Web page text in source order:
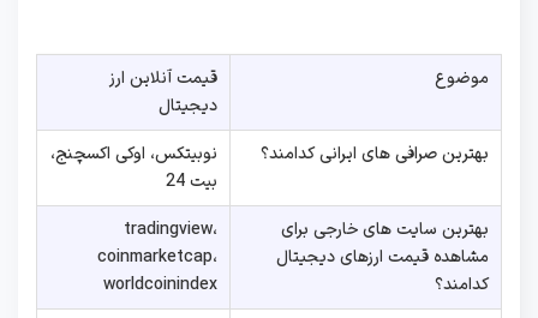
موضوع
قیمت آنلاین ارز
دیجیتال
بهترین صرافی های ایرانی کدامند؟
نوبیتکس، اوکی اکسچنج،
بیت 24
بهترین سایت های خارجی برای
مشاهده قیمت ارزهای دیجیتال
کدامند؟
tradingview،
coinmarketcap،
worldcoinindex